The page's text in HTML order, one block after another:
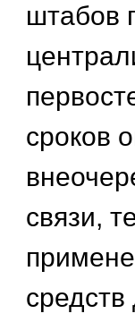
штабов
сроков
связи,